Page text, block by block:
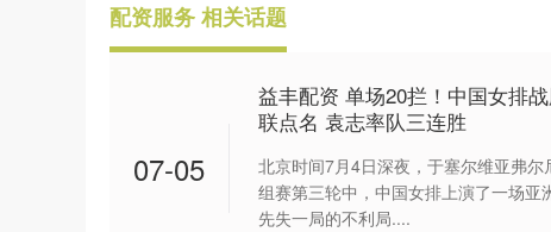
配资服务 相关话题
07-05
益丰配资 单场20拦！中国女排
联点名 袁志率队三连胜
北京时间7月4日深夜，于塞尔维亚弗
组赛第三轮中，中国女排上演了一场
先失一局的不利局....